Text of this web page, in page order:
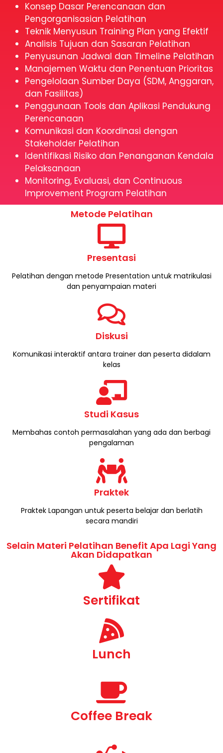
Konsep Dasar Perencanaan dan
Pengorganisasian Pelatihan
Teknik Menyusun Training Plan yang Efektif
Analisis Tujuan dan Sasaran Pelatihan
Penyusunan Jadwal dan Timeline Pelatihan
Manajemen Waktu dan Penentuan Prioritas
Pengelolaan Sumber Daya (SDM, Anggaran,
dan Fasilitas)
Penggunaan Tools dan Aplikasi Pendukung
Perencanaan
Komunikasi dan Koordinasi dengan
Stakeholder Pelatihan
Identifikasi Risiko dan Penanganan Kendala
Pelaksanaan
Monitoring, Evaluasi, dan Continuous
Improvement Program Pelatihan
Metode Pelatihan
Presentasi
Pelatihan dengan metode Presentation untuk matrikulasi
dan penyampaian materi
Diskusi
Komunikasi interaktif antara trainer dan peserta didalam
kelas​
Studi Kasus
Membahas contoh permasalahan yang ada dan berbagi
pengalaman
Praktek
Praktek Lapangan untuk peserta belajar dan berlatih
secara mandiri
Selain Materi Pelatihan Benefit Apa Lagi Yang
Akan Didapatkan
Sertifikat
Lunch
Coffee Break